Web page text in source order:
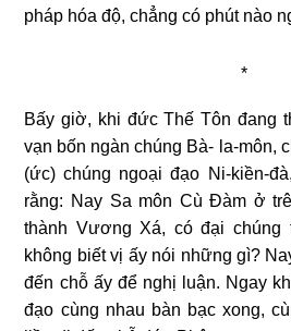
pháp hóa độ, chẳng có phút nào
*
Bấy giờ, khi đức Thế Tôn đang
vạn bốn ngàn chúng Bà- la-môn,
(ức) chúng ngoại đạo Ni-kiền-
rằng: Nay Sa môn Cù Đàm ở
thành Vương Xá, có đại chúng
không biết vị ấy nói những gì?
đến chỗ ấy để nghị luận. Ngay
đạo cùng nhau bàn bạc xong,